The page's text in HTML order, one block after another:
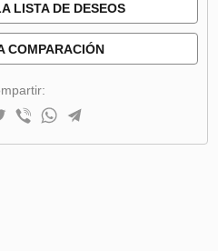
LISTA DE DESEOS
COMPARACIÓN